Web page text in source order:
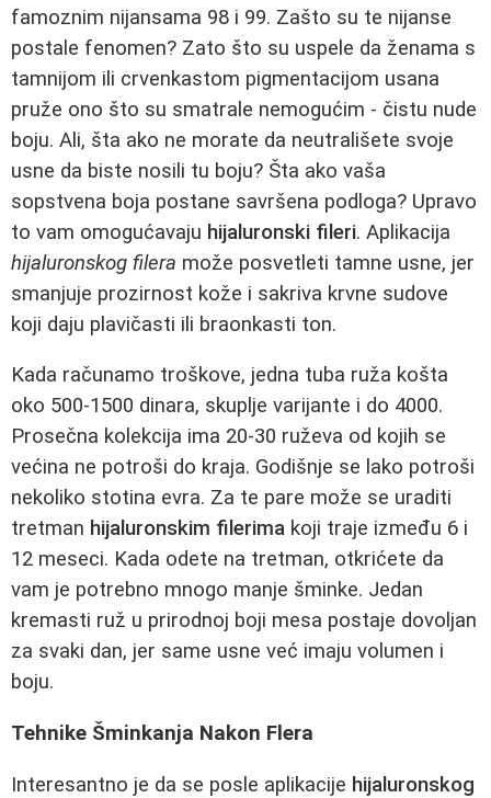
famoznim nijansama 98 i 99. Zašto su te nijanse
postale fenomen? Zato što su uspele da ženama s
tamnijom ili crvenkastom pigmentacijom usana
pruže ono što su smatrale nemogućim - čistu nude
boju. Ali, šta ako ne morate da neutrališete svoje
usne da biste nosili tu boju? Šta ako vaša
sopstvena boja postane savršena podloga? Upravo
to vam omogućavaju hijaluronski fileri. Aplikacija
hijaluronskog filera može posvetleti tamne usne, jer
smanjuje prozirnost kože i sakriva krvne sudove
koji daju plavičasti ili braonkasti ton.
Kada računamo troškove, jedna tuba ruža košta
oko 500-1500 dinara, skuplje varijante i do 4000.
Prosečna kolekcija ima 20-30 ruževa od kojih se
većina ne potroši do kraja. Godišnje se lako potroši
nekoliko stotina evra. Za te pare može se uraditi
tretman hijaluronskim filerima koji traje između 6 i
12 meseci. Kada odete na tretman, otkrićete da
vam je potrebno mnogo manje šminke. Jedan
kremasti ruž u prirodnoj boji mesa postaje dovoljan
za svaki dan, jer same usne već imaju volumen i
boju.
Tehnike Šminkanja Nakon Flera
Interesantno je da se posle aplikacije hijaluronskog